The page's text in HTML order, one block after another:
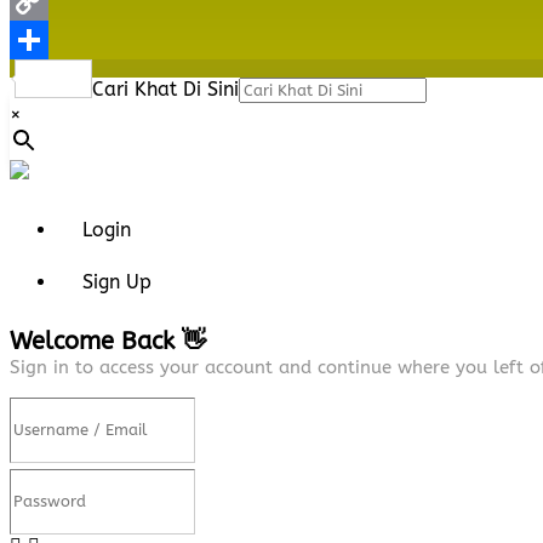
Copy
Link
Share
Cari Khat Di Sini
×
Login
Sign Up
Welcome Back 👋
Sign in to access your account and continue where you left